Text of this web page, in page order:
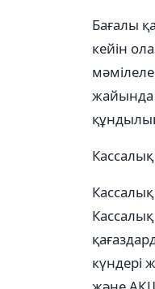
Бағалы
кейін
жайында
күндері